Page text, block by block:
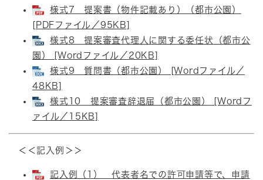
様式7 提案書（物件記載あり）（都市公園）
[PDFファイル／95KB]
様式8 提案審査代理人に関する委任状（都市公
園） [Wordファイル／20KB]
様式9 質問書（都市公園） [Wordファイル／
48KB]
様式10 提案審査辞退届（都市公園） [Wordフ
ァイル／15KB]
＜＜記入例＞＞
記入例（1） 代表者名での許可申請等で、申請